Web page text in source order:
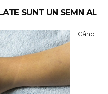
SUNT UN SEMN AL
Când